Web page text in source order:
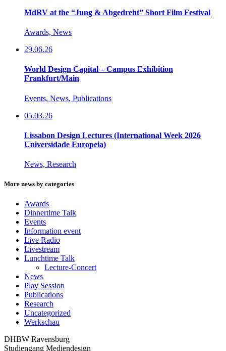
MdRV at the “Jung & Abgedreht” Short Film Festival
Awards, News
29.06.26
World Design Capital – Campus Exhibition
Frankfurt/Main
Events, News, Publications
05.03.26
Lissabon Design Lectures (International Week 2026
Universidade Europeia)
News, Research
More news by categories
Awards
Dinnertime Talk
Events
Information event
Live Radio
Livestream
Lunchtime Talk
Lecture-Concert
News
Play Session
Publications
Research
Uncategorized
Werkschau
DHBW Ravensburg
Studiengang Mediendesign